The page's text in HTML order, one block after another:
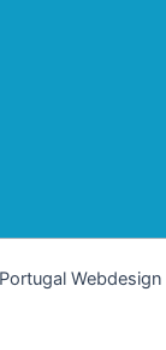
Webdesign